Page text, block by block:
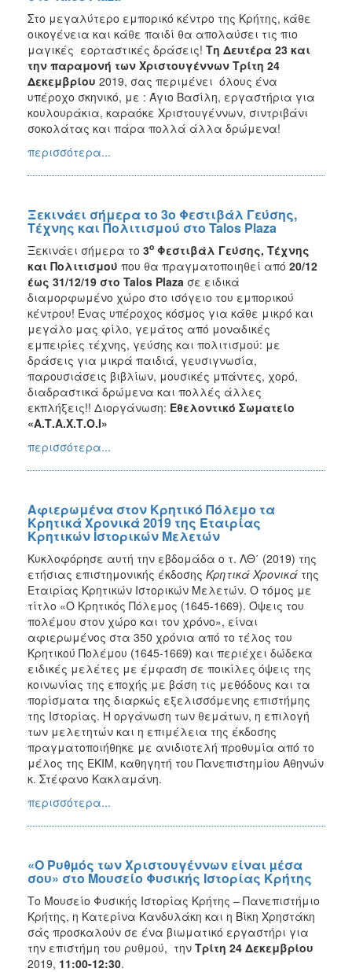
Στο μεγαλύτερο εμπορικό κέντρο της Κρήτης, κάθε
οικογένεια και κάθε παιδί θα απολαύσει τις πιο
μαγικές εορταστικές δράσεις! Τη Δευτέρα 23 και
την παραμονή των Χριστουγέννων Τρίτη 24
Δεκεμβρίου 2019, σας περιμένει όλους ένα
υπέροχο σκηνικό, με : Άγιο Βασίλη, εργαστήρια για
κουλουράκια, καραόκε Χριστουγέννων, σιντριβάνι
σοκολάτας και πάρα πολλά άλλα δρώμενα!
περισσότερα...
Ξεκινάει σήμερα το 3ο Φεστιβάλ Γεύσης,
Τέχνης και Πολιτισμού στο Talos Plaza
Ξεκινάει σήμερα το 3ο Φεστιβάλ Γεύσης, Τέχνης
και Πολιτισμού που θα πραγματοποιηθεί από 20/12
έως 31/12/19 στο Talos Plaza σε ειδικά
διαμορφωμένο χώρο στο ισόγειο του εμπορικού
κέντρου! Ένας υπέροχος κόσμος για κάθε μικρό και
μεγάλο μας φίλο, γεμάτος από μοναδικές
εμπειρίες τέχνης, γεύσης και πολιτισμού: με
δράσεις για μικρά παιδιά, γευσιγνωσία,
παρουσιάσεις βιβλίων, μουσικές μπάντες, χορό,
διαδραστικά δρώμενα και πολλές άλλες
εκπλήξεις!! Διοργάνωση: Εθελοντικό Σωματείο
«Α.Τ.Α.Χ.Τ.Ο.Ι»
περισσότερα...
Αφιερωμένα στον Κρητικό Πόλεμο τα
Κρητικά Χρονικά 2019 της Εταιρίας
Κρητικών Ιστορικών Μελετών
Κυκλοφόρησε αυτή την εβδομάδα ο τ. ΛΘ΄ (2019) της
ετήσιας επιστημονικής έκδοσης Κρητικά Χρονικά της
Εταιρίας Κρητικών Ιστορικών Μελετών. Ο τόμος με
τίτλο «Ο Κρητικός Πόλεμος (1645-1669). Όψεις του
πολέμου στον χώρο και τον χρόνο», είναι
αφιερωμένος στα 350 χρόνια από το τέλος του
Κρητικού Πολέμου (1645-1669) και περιέχει δώδεκα
ειδικές μελέτες με έμφαση σε ποικίλες όψεις της
κοινωνίας της εποχής με βάση τις μεθόδους και τα
πορίσματα της διαρκώς εξελισσόμενης επιστήμης
της Ιστορίας. Η οργάνωση των θεμάτων, η επιλογή
των μελετητών και η επιμέλεια της έκδοσης
πραγματοποιήθηκε με ανιδιοτελή προθυμία από το
μέλος της ΕΚΙΜ, καθηγητή του Πανεπιστημίου Αθηνών
κ. Στέφανο Κακλαμάνη.
περισσότερα...
«Ο Ρυθµός των Χριστουγέννων είναι µέσα
σου» στο Μουσείο Φυσικής Ιστορίας Κρήτης
Το Μουσείο Φυσικής Ιστορίας Κρήτης – Πανεπιστήμιο
Κρήτης, η Kατερίνα Κανδυλάκη και η Βίκη Χρηστάκη
σάς προσκαλούν σε ένα βιωματικό εργαστήρι για
την επιστήμη του ρυθμού, την Τρίτη 24 Δεκεμβρίου
2019, 11:00-12:30.